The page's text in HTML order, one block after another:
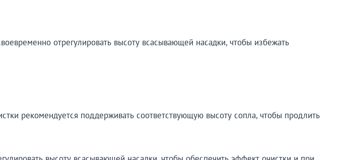
отрегулировать высоту всасывающей насадки, чтобы избежать
рекомендуется поддерживать соответствующую высоту сопла, чтобы продлить